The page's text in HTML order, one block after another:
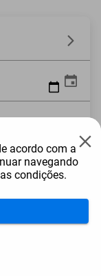
acordo com a
navegando
condições.